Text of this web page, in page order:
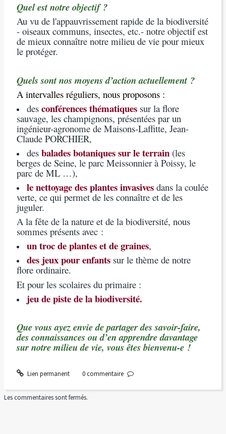
Quel est notre objectif ?
Au vu de l'appauvrissement rapide de la biodiversité
- oiseaux communs, insectes, etc.- notre objectif est
de mieux connaître notre milieu de vie pour mieux
le protéger.
Quels sont nos moyens d’action actuellement ?
A intervalles réguliers, nous proposons :
desconférences thématiques sur la flore
sauvage, les champignons, présentées par un
ingénieur-agronome de Maisons-Laffitte, Jean-
Claude PORCHIER,
desbalades botaniques sur le terrain (les
berges de Seine, le parc Meissonnier à Poissy, le
parc de ML …),
le nettoyage des plantes invasivesdans la coulée
verte, ce qui permet de les connaître et de les
juguler.
A la fête de la nature et de la biodiversité, nous
sommes présents avec :
un troc de plantes et de graines,
des jeux pour enfants sur le thème de notre
flore ordinaire.
Et pour les scolaires du primaire :
jeu de piste de la biodiversité.
Que vous ayez envie de partager des savoir-faire,
des connaissances ou d’en apprendre davantage
sur notre milieu de vie, vous êtes bienvenu-e !
Lien permanent 0commentaire
Les commentaires sont fermés.